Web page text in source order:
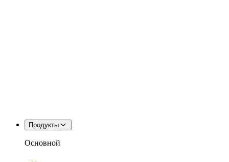
Продукты
Основной